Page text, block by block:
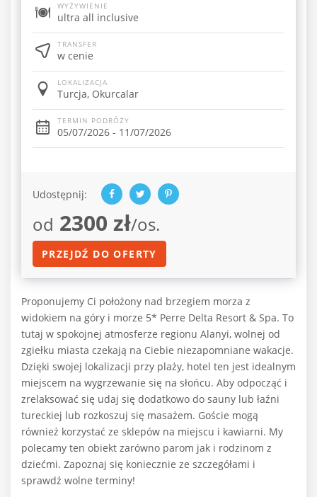
WYŻYWIENIE
ultra all inclusive
TRANSFER
w cenie
LOKALIZACJA
Turcja, Okurcalar
TERMIN PODRÓŻY
05/07/2026 - 11/07/2026
Udostępnij:
od 2300 zł/os.
PRZEJDŹ DO OFERTY
Proponujemy Ci położony nad brzegiem morza z
widokiem na góry i morze 5* Perre Delta Resort & Spa. To
tutaj w spokojnej atmosferze regionu Alanyi, wolnej od
zgiełku miasta czekają na Ciebie niezapomniane wakacje.
Dzięki swojej lokalizacji przy plaży, hotel ten jest idealnym
miejscem na wygrzewanie się na słońcu. Aby odpocząć i
zrelaksować się udaj się dodatkowo do sauny lub łaźni
tureckiej lub rozkoszuj się masażem. Goście mogą
również korzystać ze sklepów na miejscu i kawiarni. My
polecamy ten obiekt zarówno parom jak i rodzinom z
dziećmi. Zapoznaj się koniecznie ze szczegółami i
sprawdź wolne terminy!